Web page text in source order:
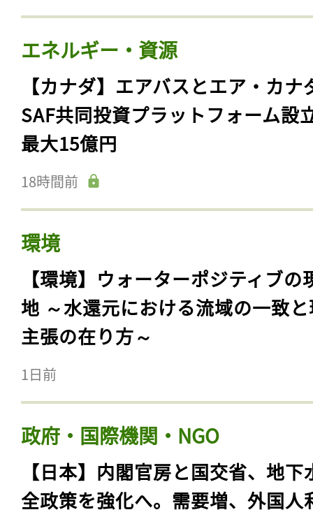
エネルギー・資源
【カナダ】エアバスとエア・カナ
SAF共同投資プラットフォーム設
最大15億円
18時間前
環境
【環境】ウォーターポジティブの
地 ～水還元における流域の一致
主張の在り方～
1日前
政府・国際機関・NGO
【日本】内閣官房と国交省、地下
全政策を強化へ。需要増、外国人